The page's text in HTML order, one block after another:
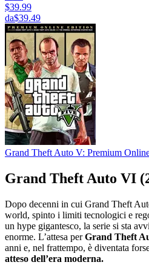
$39.99
da$39.49
Grand Theft Auto V: Premium
Grand Theft Auto VI
Dopo decenni in cui Grand Theft
world, spinto i limiti tecnologici e
un hype gigantesco, la serie si sta
enorme. L’attesa perGrand Theft
anni e, nel frattempo, è diventata
atteso dell’era moderna.